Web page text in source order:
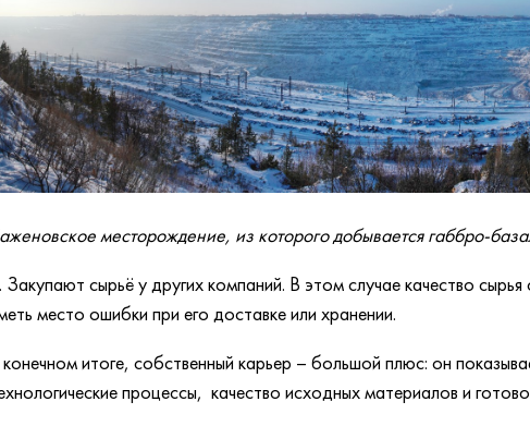
месторождение, из которого добывается габбро-
Закупают сырьё у других компаний. В этом случае качество
место ошибки при его доставке или хранении.
итоге, собственный карьер – большой плюс: он
процессы, качество исходных материалов и